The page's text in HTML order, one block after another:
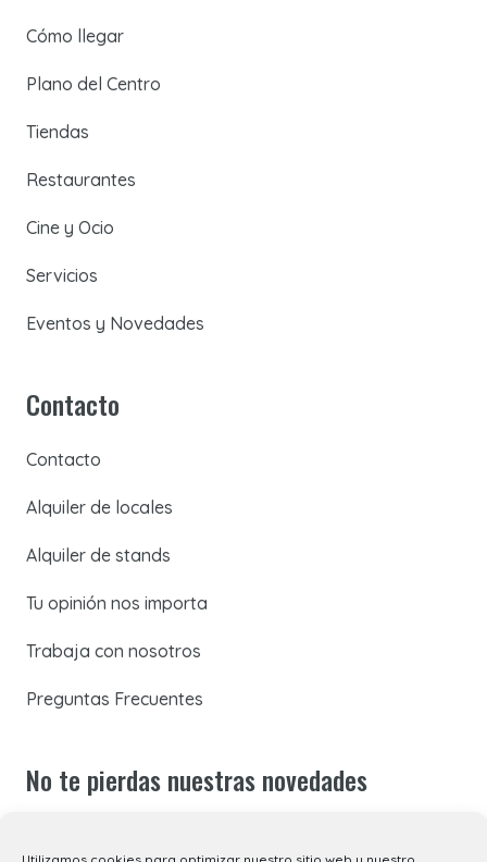
Cómo llegar
Plano del Centro
Tiendas
Restaurantes
Cine y Ocio
Servicios
Eventos y Novedades
Contacto
Contacto
Alquiler de locales
Alquiler de stands
Tu opinión nos importa
Trabaja con nosotros
Preguntas Frecuentes
No te pierdas nuestras novedades